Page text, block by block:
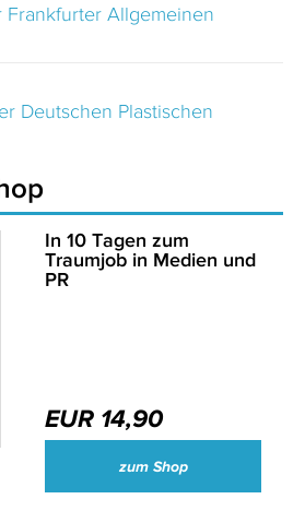
Frankfurter Allgemeinen
Deutschen Plastischen
In 10 Tagen zum
Traumjob in Medien und
PR
EUR 14,90
zum Shop